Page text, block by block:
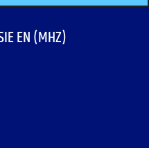
EN (MHZ)